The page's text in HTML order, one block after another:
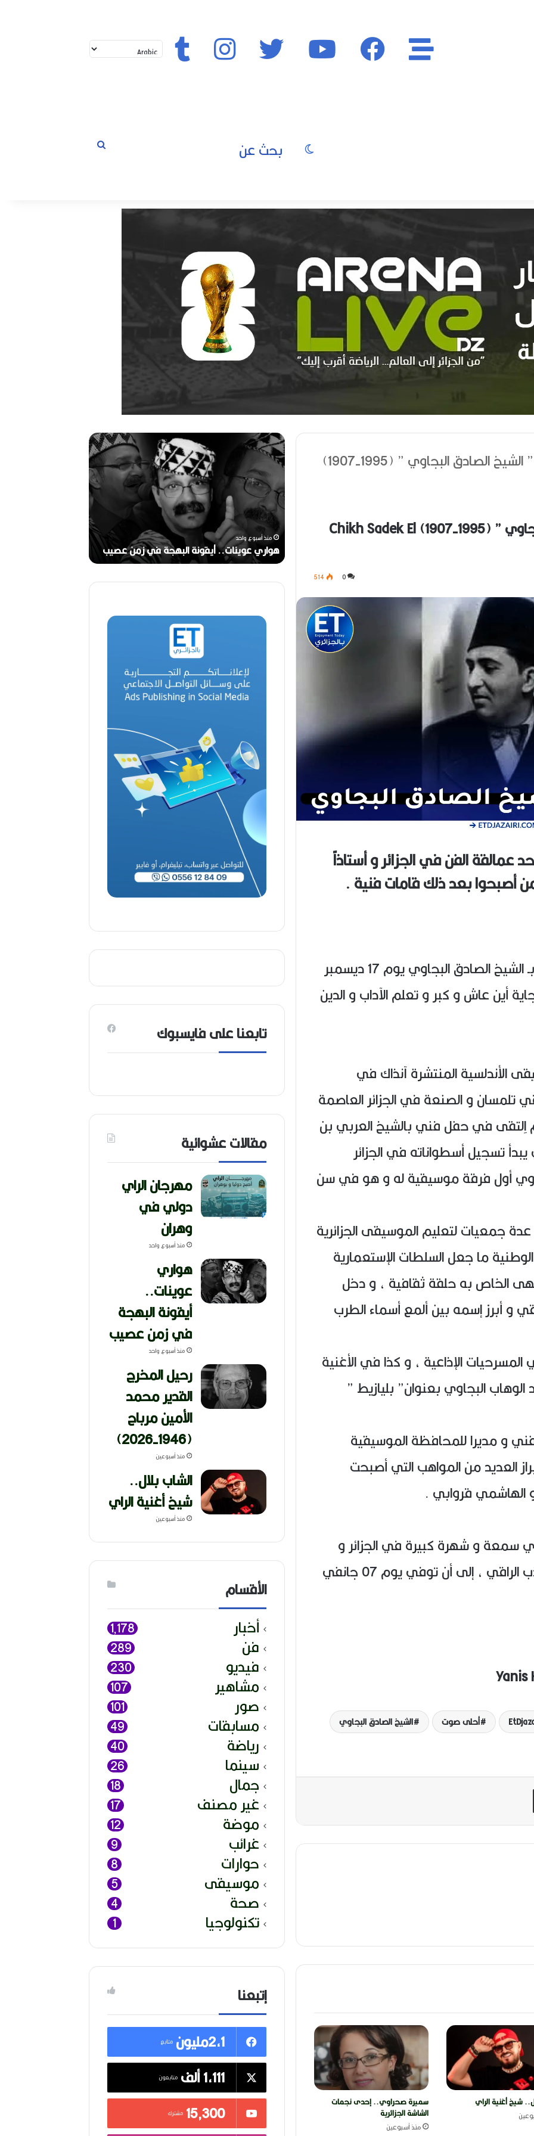
الأقسام فايسبوك يوتيوب تويتر إنستغرامتيك توك
الوضع المظلم
بحث
ذكرى وفاة ” الشيخ الصادق البجاوي ” (1995-1907)
ذكرى وفاة ” الشيخ الصادق البجاوي ” (1995-1907) Chikh Sadek El
0
514
عمالقة الفن في الجزائر و أستاذاً
أصبحوا بعد ذلك قامات فنية .
ولد الصادق بويحيى المعروف بـ الشيخ الصادق البجاوي يوم 17 ديسمبر
بجاية أين عاش و كبر و تعلم الآداب و الدين
الأندلسية المنتشرة آنذاك في
تلمسان و الصنعة في الجزائر العاصمة
اِلتقى في حفل فني بالشيخ العربي بن
تسجيل أسطواناته في الجزائر
أول فرقة موسيقية له و هو في سن
عدة جمعيات لتعليم الموسيقى الجزائرية
ما جعل السلطات الإستعمارية
الخاص به حلقة ثقافية ، و دخل
و أبرز إسمه بين ألمع أسماء الطرب
الإذاعية ، و كذا في الأغنية
الوهاب البجاوي بعنوان” بليازيط ”
و مديرا للمحافظة الموسيقية
العديد من المواهب التي أصبحت
الهاشمي قروابي .
سمعة و شهرة كبيرة في الجزائر و
المغرب العربي بسبب فنه العذب الراقي ، إلى أن توفي يوم 07 جانفي
أحلى صوت
الشيخ الصادق البجاوي
مشاركة عبر البريد
شيخ أغنية الراي
سميرة صحراوي.. إحدى نجمات
الشاشة الجزائرية
منذ أسبوعين
مهرجان
الراي
دولي
في
هواري
عوينات..
أيقونة
البهجة
في
زمن
عصيب
منذ أسبوع واحد
هواري عوينات.. أيقونة البهجة في زمن عصيب
رحيل
المخرج
القدير
محمد
الأمين
2026)
تابعنا على فايسبوك
مقالات عشوائية
مهرجان الراي
دولي في
وهران
منذ أسبوع واحد
هواري
عوينات..
أيقونة البهجة
في زمن عصيب
منذ أسبوع واحد
رحيل المخرج
القدير محمد
الأمين مرباح
(1946-2026)
منذ أسبوعين
الشاب بلال..
شيخ أغنية الراي
منذ أسبوعين
الأقسام
أخبار 1٬178
فن 289
فيديو 230
مشاهير 107
صور 101
مسابقات 49
رياضة 40
سينما 26
جمال 18
غير مصنف 17
موضة 12
غرائب 9
حوارات 8
موسيقى 5
صحة 4
تكنولوجيا 1
إتبعنا
2,1مليون
متابع
1,111 ألف متابعون
15٬300 مشترك